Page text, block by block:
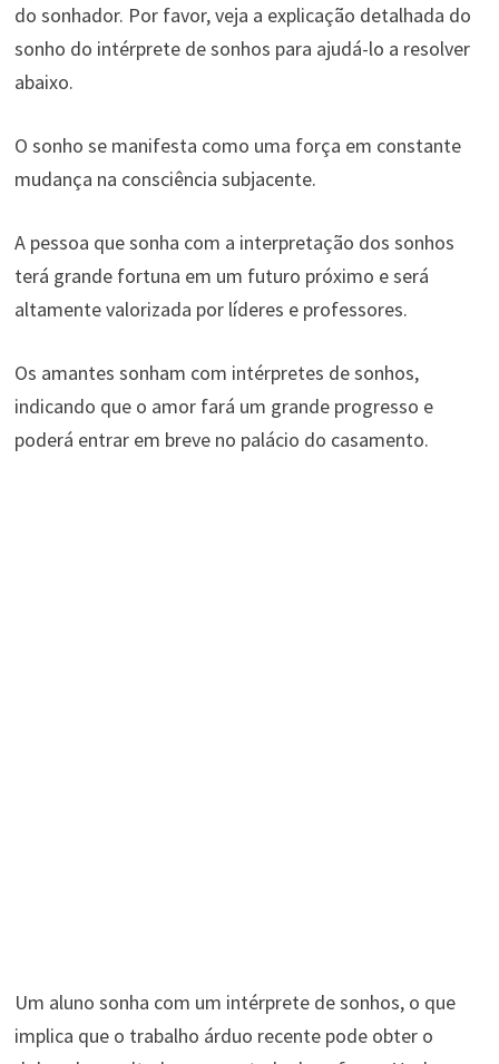
do sonhador. Por favor, veja a explicação detalhada do
sonho do intérprete de sonhos para ajudá-lo a resolver
abaixo.
O sonho se manifesta como uma força em constante
mudança na consciência subjacente.
A pessoa que sonha com a interpretação dos sonhos
terá grande fortuna em um futuro próximo e será
altamente valorizada por líderes e professores.
Os amantes sonham com intérpretes de sonhos,
indicando que o amor fará um grande progresso e
poderá entrar em breve no palácio do casamento.
Um aluno sonha com um intérprete de sonhos, o que
implica que o trabalho árduo recente pode obter o